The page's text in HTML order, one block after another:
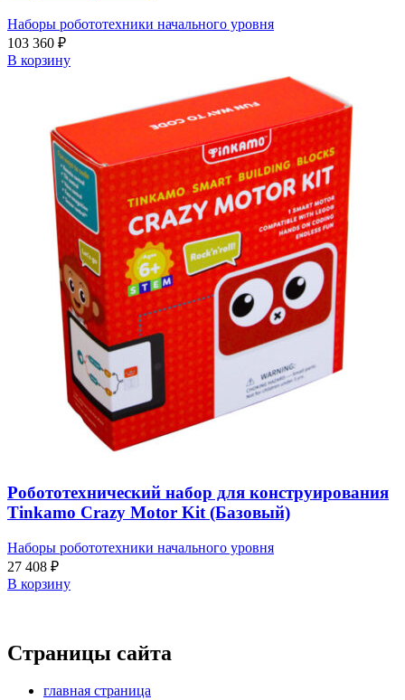
Наборы робототехники начального уровня
103 360 ₽
В корзину
Робототехнический набор для конструирования
Tinkamo Crazy Motor Kit (Базовый)
Наборы робототехники начального уровня
27 408 ₽
В корзину
Страницы сайта
главная страница